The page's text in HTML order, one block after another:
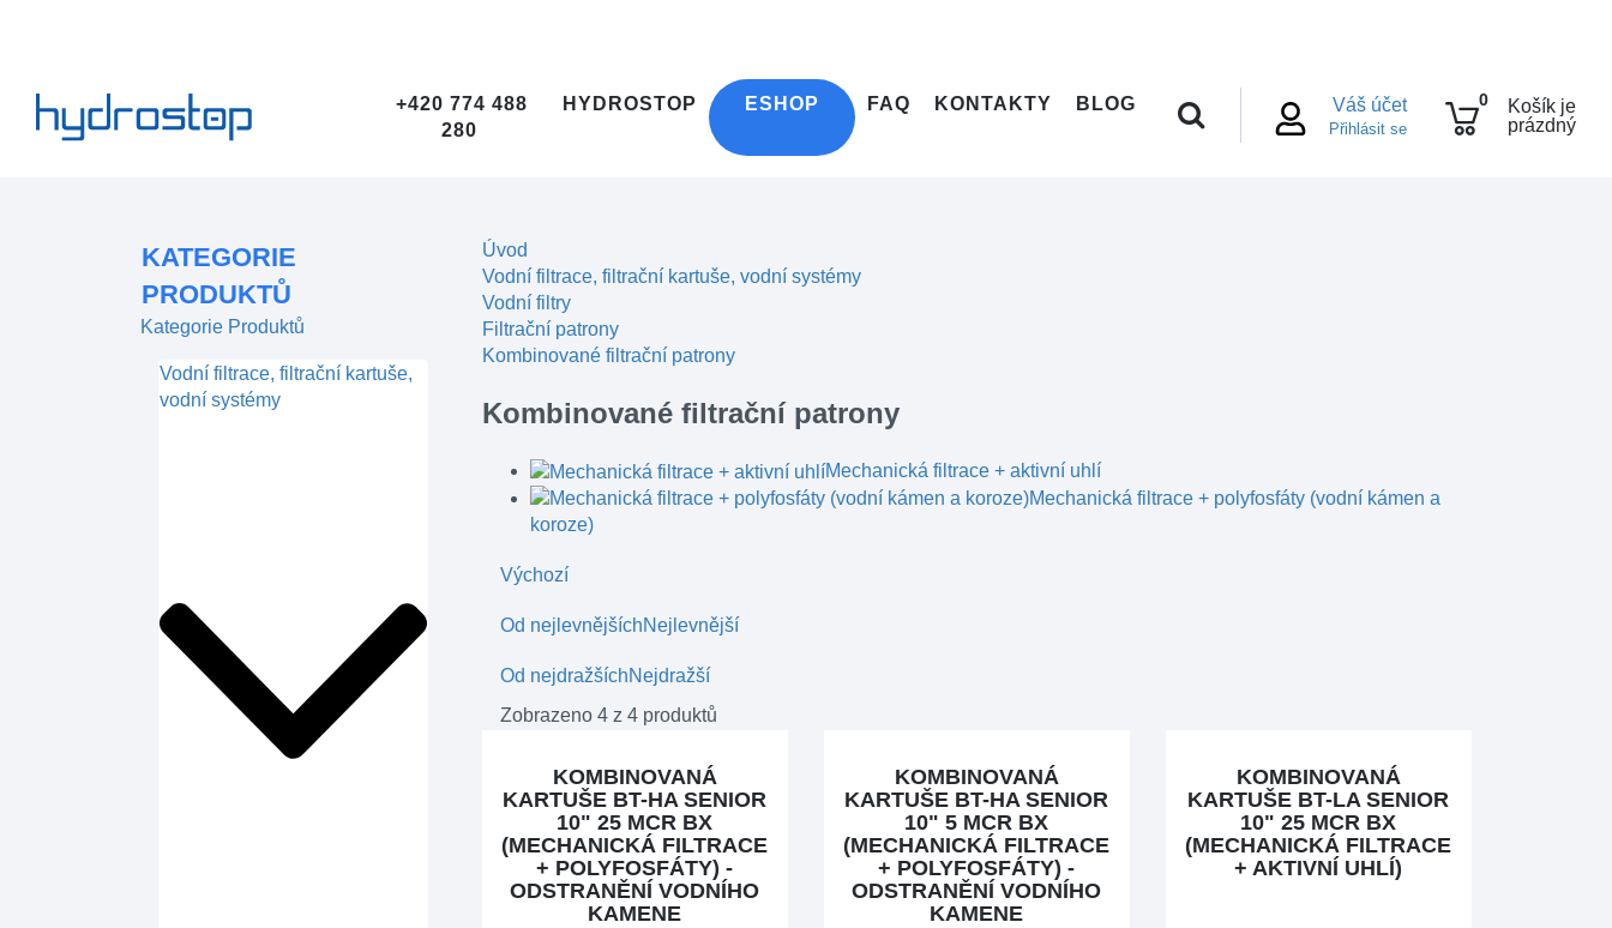
Váš účet
Přihlásit se
0
Košík je
prázdný
+420 774 488
280
HYDROSTOP ESHOP FAQ KONTAKTY BLOG
KATEGORIE
PRODUKTŮ
Kategorie Produktů
Vodní filtrace, filtrační kartuše,
vodní systémy
Úvod
Vodní filtrace, filtrační kartuše, vodní systémy
Vodní filtry
Filtrační patrony
Kombinované filtrační patrony
Kombinované filtrační patrony
Mechanická filtrace + aktivní uhlí
Mechanická filtrace + polyfosfáty (vodní kámen a
koroze)
Výchozí
Od nejlevnějšíchNejlevnější
Od nejdražšíchNejdražší
Zobrazeno 4 z 4 produktů
KOMBINOVANÁ
KARTUŠE BT-HA SENIOR
10" 25 MCR BX
(MECHANICKÁ FILTRACE
+ POLYFOSFÁTY) -
ODSTRANĚNÍ VODNÍHO
KAMENE
KOMBINOVANÁ
KARTUŠE BT-HA SENIOR
10" 5 MCR BX
(MECHANICKÁ FILTRACE
+ POLYFOSFÁTY) -
ODSTRANĚNÍ VODNÍHO
KAMENE
KOMBINOVANÁ
KARTUŠE BT-LA SENIOR
10" 25 MCR BX
(MECHANICKÁ FILTRACE
+ AKTIVNÍ UHLÍ)